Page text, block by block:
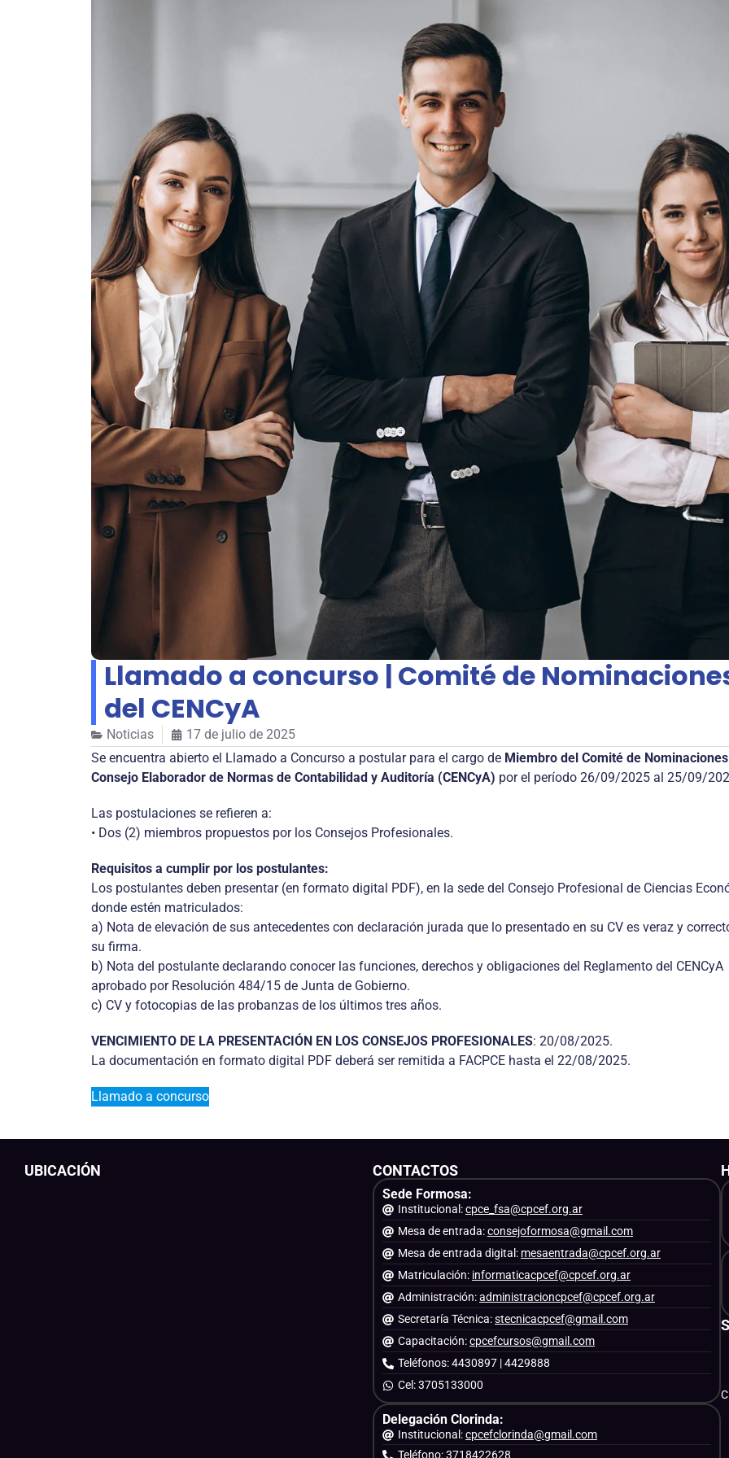
Llamado a concurso | Comité de
del CENCyA
Noticias
17 de julio de 2025
Se encuentra abierto el Llamado a Concurso a postular para el cargo de Miembro del Comité de
Consejo Elaborador de Normas de Contabilidad y Auditoría (CENCyA) por el período 26/09/2025 al 25/09/
Las postulaciones se refieren a:
• Dos (2) miembros propuestos por los Consejos Profesionales.
Requisitos a cumplir por los postulantes:
Los postulantes deben presentar (en formato digital PDF), en la sede del Consejo Profesional de Ciencias
donde estén matriculados:
a) Nota de elevación de sus antecedentes con declaración jurada que lo presentado en su CV es veraz y
su firma.
b) Nota del postulante declarando conocer las funciones, derechos y obligaciones del Reglamento del CENCyA
aprobado por Resolución 484/15 de Junta de Gobierno.
c) CV y fotocopias de las probanzas de los últimos tres años.
VENCIMIENTO DE LA PRESENTACIÓN EN LOS CONSEJOS PROFESIONALES: 20/08/2025.
La documentación en formato digital PDF deberá ser remitida a FACPCE hasta el 22/08/2025.
Llamado a concurso
UBICACIÓN CONTACTOS
Sede Formosa:
Institucional:cpce_fsa@cpcef.org.ar
Mesa de entrada:consejoformosa@gmail.com
Mesa de entrada digital: mesaentrada@cpcef.org.ar
Matriculación: informaticacpcef@cpcef.org.ar
Administración:administracioncpcef@cpcef.org.ar
Secretaría Técnica:stecnicacpcef@gmail.com
Capacitación:cpcefcursos@gmail.com
Teléfonos: 4430897 | 4429888
Cel: 3705133000
Delegación Clorinda:
Institucional:cpcefclorinda@gmail.com
Teléfono: 3718422628